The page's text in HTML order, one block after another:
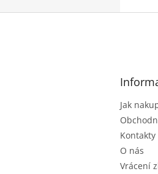
Jak
Kontakty
O nás
Vrácení